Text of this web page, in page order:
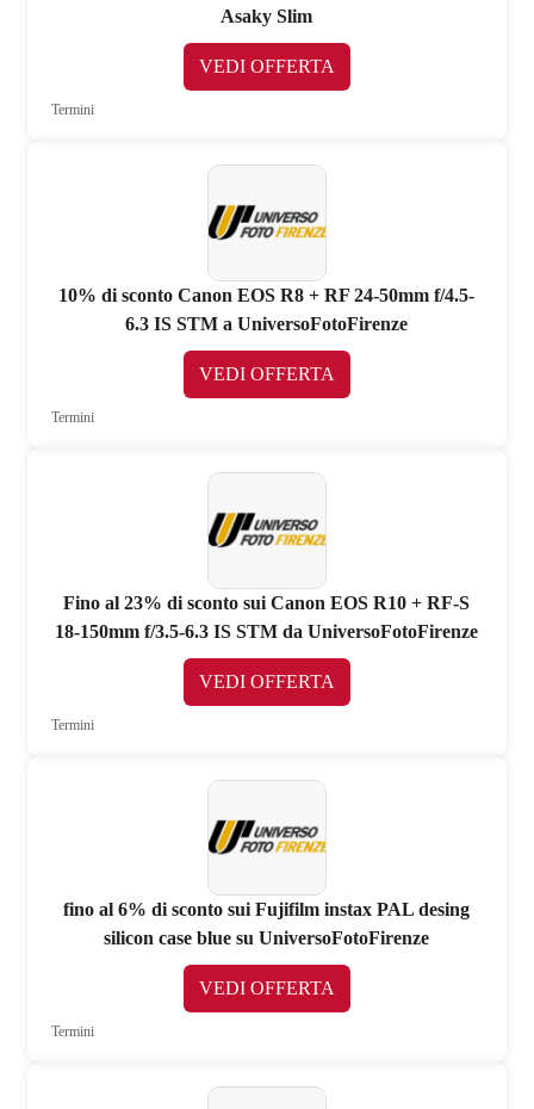
Asaky Slim
VEDI OFFERTA
Termini
10% di sconto Canon EOS R8 + RF 24-50mm f/4.5-
6.3 IS STM a UniversoFotoFirenze
VEDI OFFERTA
Termini
Fino al 23% di sconto sui Canon EOS R10 + RF-S
18-150mm f/3.5-6.3 IS STM da UniversoFotoFirenze
VEDI OFFERTA
Termini
fino al 6% di sconto sui Fujifilm instax PAL desing
silicon case blue su UniversoFotoFirenze
VEDI OFFERTA
Termini